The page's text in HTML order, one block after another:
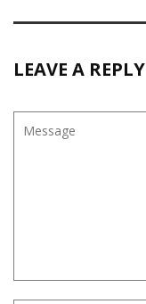
LEAVE A REPLY